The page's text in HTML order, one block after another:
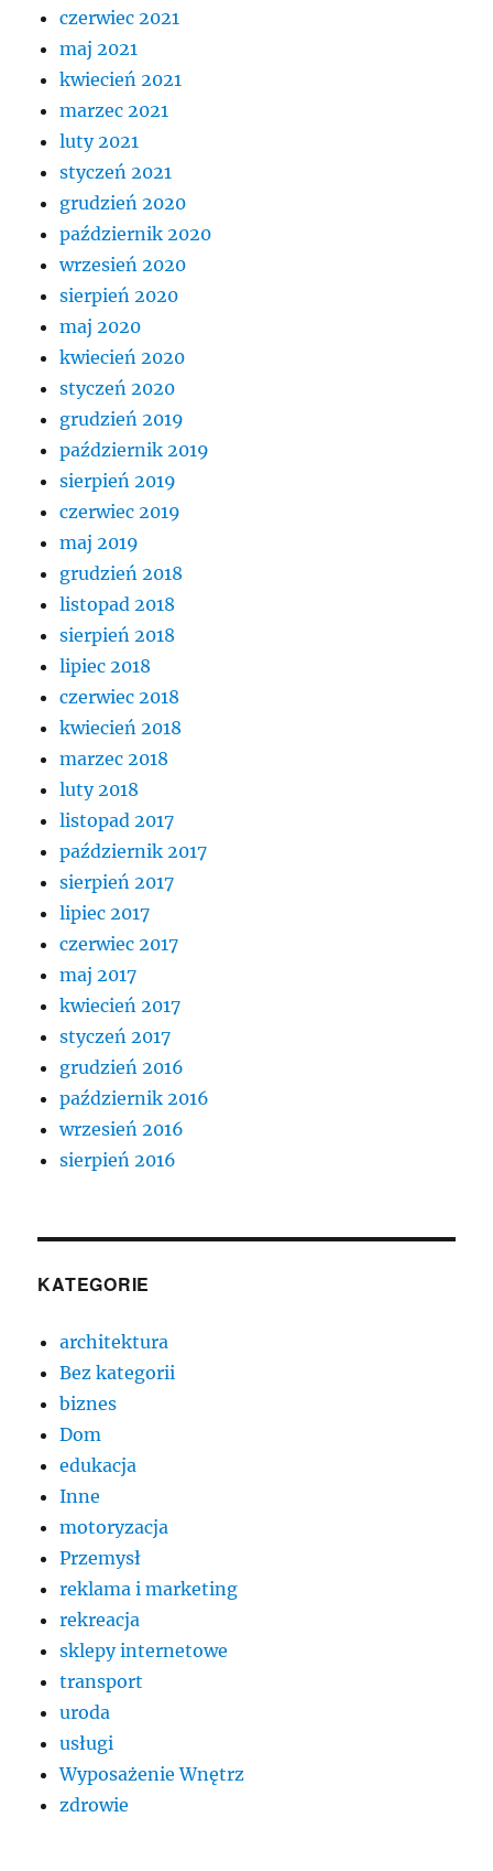
czerwiec 2021
maj 2021
kwiecień 2021
marzec 2021
luty 2021
styczeń 2021
grudzień 2020
październik 2020
wrzesień 2020
sierpień 2020
maj 2020
kwiecień 2020
styczeń 2020
grudzień 2019
październik 2019
sierpień 2019
czerwiec 2019
maj 2019
grudzień 2018
listopad 2018
sierpień 2018
lipiec 2018
czerwiec 2018
kwiecień 2018
marzec 2018
luty 2018
listopad 2017
październik 2017
sierpień 2017
lipiec 2017
czerwiec 2017
maj 2017
kwiecień 2017
styczeń 2017
grudzień 2016
październik 2016
wrzesień 2016
sierpień 2016
KATEGORIE
architektura
Bez kategorii
biznes
Dom
edukacja
Inne
motoryzacja
Przemysł
reklama i marketing
rekreacja
sklepy internetowe
transport
uroda
usługi
Wyposażenie Wnętrz
zdrowie